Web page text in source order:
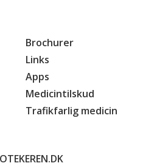
Brochurer
Links
Apps
Medicintilskud
Trafikfarlig medicin